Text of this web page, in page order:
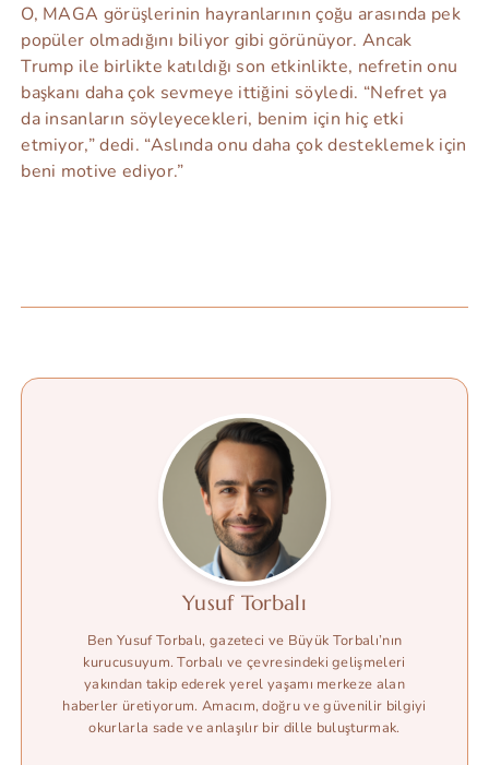
O, MAGA görüşlerinin hayranlarının çoğu arasında pek
popüler olmadığını biliyor gibi görünüyor. Ancak
Trump ile birlikte katıldığı son etkinlikte, nefretin onu
başkanı daha çok sevmeye ittiğini söyledi. “Nefret ya
da insanların söyleyecekleri, benim için hiç etki
etmiyor,” dedi. “Aslında onu daha çok desteklemek için
beni motive ediyor.”
Yusuf Torbalı
Ben Yusuf Torbalı, gazeteci ve Büyük Torbalı’nın
kurucusuyum. Torbalı ve çevresindeki gelişmeleri
yakından takip ederek yerel yaşamı merkeze alan
haberler üretiyorum. Amacım, doğru ve güvenilir bilgiyi
okurlarla sade ve anlaşılır bir dille buluşturmak.